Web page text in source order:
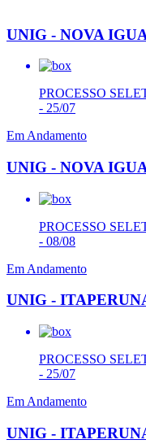
UNIG - NOVA
PROCESSO
- 25/07
Em Andamento
UNIG - NOVA
PROCESSO
- 08/08
Em Andamento
UNIG -
PROCESSO
- 25/07
Em Andamento
UNIG -